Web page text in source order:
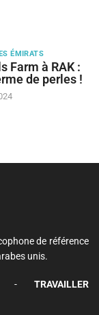
ÉMIRATS
Farm à RAK :
de perles !
de référence
unis.
- TRAVAILLER